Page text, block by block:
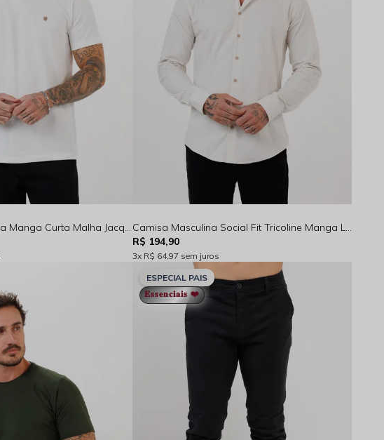
Camiseta Masculina Manga Curta Malha Jacquard Off White - FC264028
Camisa Masculina Social Fit Tricoline Manga Longa Areia Rocksham - FC264025 - 90008
R$ 194,90
3x R$ 64,97 sem juros
𝐄𝐬𝐬𝐞𝐧𝐜𝐢𝐚𝐢𝐬 ❤️
ESPECIAL PAIS